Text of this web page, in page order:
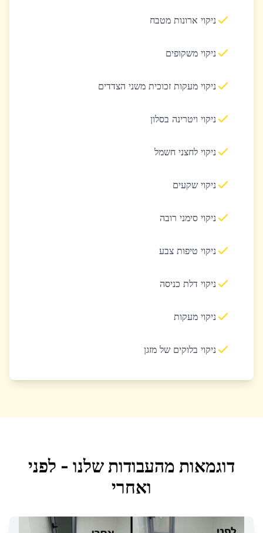
ניקוי ארונות מטבח
ניקוי משקופים
ניקוי מעקות זכוכית משני הצדדים
ניקוי ויטרינה בסלון
ניקוי לחצני חשמל
ניקוי שקעים
ניקוי סימני רובה
ניקוי טיפות צבע
ניקוי דלת כניסה
ניקוי מעקות
ניקוי בלוקים של מזגן
דוגמאות מהעבודות שלנו - לפני
ואחרי